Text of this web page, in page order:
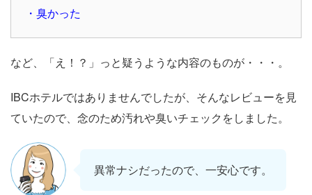
・臭かった
など、「え！？」っと疑うような内容のものが・・・。
IBCホテルではありませんでしたが、そんなレビューを見
ていたので、念のため汚れや臭いチェックをしました。
異常ナシだったので、一安心です。